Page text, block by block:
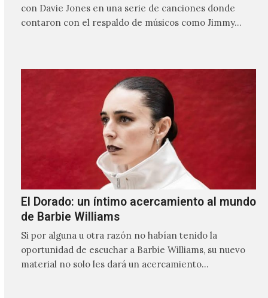
con Davie Jones en una serie de canciones donde
contaron con el respaldo de músicos como Jimmy…
El Dorado: un íntimo acercamiento al mundo
de Barbie Williams
Si por alguna u otra razón no habían tenido la
oportunidad de escuchar a Barbie Williams, su nuevo
material no solo les dará un acercamiento…